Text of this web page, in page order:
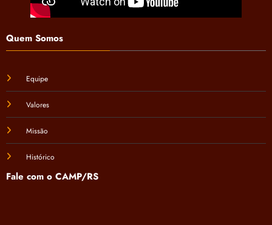
Quem Somos
Equipe
Valores
Missão
Histórico
Fale com o CAMP/RS